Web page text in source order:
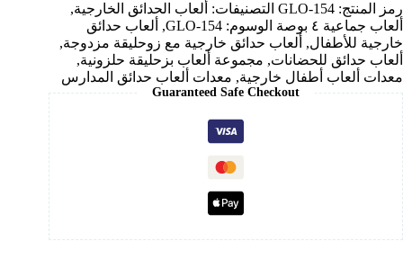
رمز المنتج: GLO-154 التصنيفات: ألعاب الحدائق الخارجية,
ألعاب جماعية ٤ بوصة
الوسوم: GLO-154
, ألعاب حدائق
خارجية للأطفال, ألعاب حدائق خارجية مع زوحليقة مزدوجة,
ألعاب حدائق للحضانات, مجموعة ألعاب بزحليقة حلزونية,
معدات ألعاب أطفال خارجية, معدات ألعاب حدائق المدارس
Guaranteed Safe Checkout